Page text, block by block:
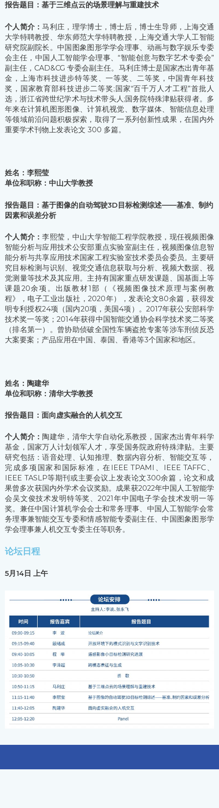
报告题目：基于三维点云的场景理解与重建技术
个人简介：马利庄，理学博士，博士后，博士生导师，上海交通
大学特聘教授、华东师范大学特聘教授，上海交通大学人工智能
研究院副院长。中国图象图形学学会理事、动画与数字娱乐专委
会主任，中国人工智能学会理事、“智能创意与数字艺术专委会”
副主任，CAD&CG 专委会副主任。马利庄博士是国家杰出青年基
金，上海市科技进步特等奖、一等奖、二等奖，中国青年科技
奖，国家教育部科技进步二等奖;国家“百千万人才工程”首批人
选，浙江省跨世纪学术与技术带头人;国务院特殊津贴获得者。多
年来在计算机图形图像、计算机视觉、数字媒体、智能信息处理
等领域前沿问题积极探索，取得了一系列创新性成果，在国内外
重要学术刊物上发表论文 300 多篇。
姓名：李熙莹
单位和职称：中山大学教授
报告题目：基于图像的自动驾驶3D目标检测综述——基准、制约
因素和误差分析
个人简介：李熙莹，中山大学智能工程学院教授，现任视频图像
智能分析与应用技术公安部重点实验室副主任，视频图像信息智
能分析与共享应用技术国家工程实验室技术委员会委员。主要研
究目标检测与识别、视觉交通信息获取与分析、视频大数据、视
觉测量等技术及其应用。主持有国家重点研发课题、国基面上等
课题20余项。出版教材1部（《视频图像技术原理与案例教
程》，电子工业出版社，2020年），发表论文80余篇，获得发
明专利授权24项（国内20项，美国4项）。2017年获公安部科学
技术奖一等奖；2014年获得中国智能交通协会科学技术奖二等奖
（排名第一）。曾协助侦破全国性车辆盗抢专案等涉车刑侦反恐
大案要案；产品应用在中国、泰国、香港等3个国家和地区。
姓名：陶建华
单位和职称：清华大学教授
报告题目：面向虚实融合的人机交互
个人简介： 陶建华，清华大学自动化系教授，国家杰出青年科学
基金，国家万人计划领军人才，享受国务院政府特殊津贴。主要
研究包括：语音处理、认知推理、数据内容分析、智能交互等，
完成多项国家和国际标准，在IEEE TPAMI、IEEE TAFFC、
IEEE TASLP等期刊或主要会议上发表论文300余篇，论文和成
果曾多次获国内外学术会议奖励。成果获2022年中国人工智能学
会吴文俊技术发明特等奖、2021年中国电子学会技术发明一等
奖。兼任中国计算机学会会士和常务理事、中国人工智能学会常
务理事兼智能交互专委和情感智能专委副主任、中国图象图形学
学会理事兼人机交互专委主任等职务。
论坛日程
5月14日 上午